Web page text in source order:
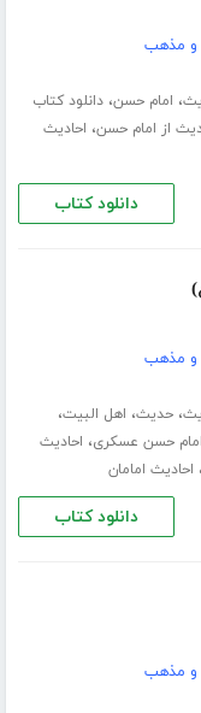
و مذهب
، امام حسن،دانلود کتاب
از امام حسن، احادیث
دانلود کتاب
و مذهب
،حدیث، اهل البیت،
حسن عسکری، احادیث
، احادیث امامان
دانلود کتاب
و مذهب